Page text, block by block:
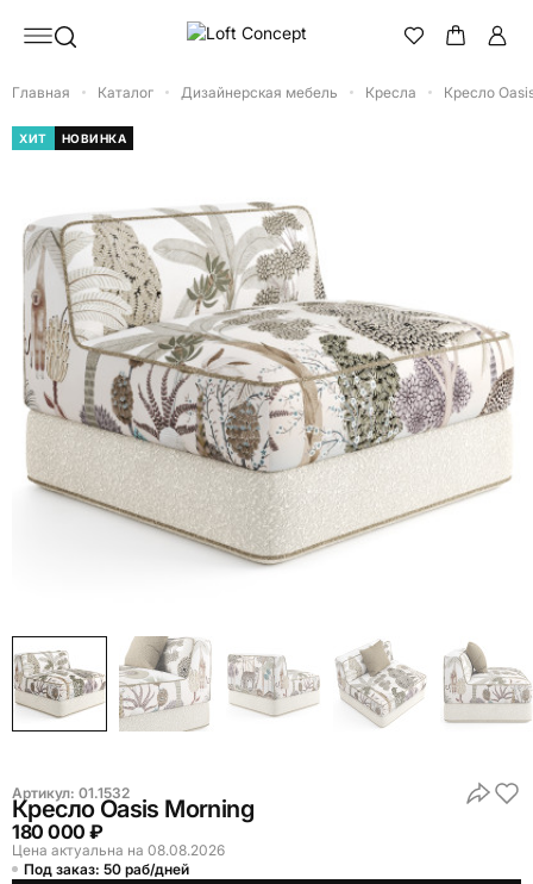
Главная Каталог Дизайнерская мебель Кресла Кресло
ХИТ НОВИНКА
Артикул: 01.1532
Кресло Oasis Morning
180 000 ₽
Цена актуальна на 08.08.2026
Под заказ: 50 раб/дней